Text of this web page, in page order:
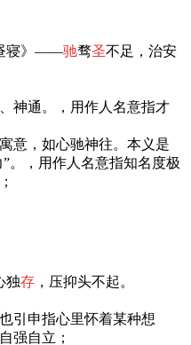
寝》——驰骛圣不足，治安
神通。，用作人名意指才
意，如心驰神往。本义是
。，用作人名意指知名度极
独存 ，压抑头不起。
引申指心里怀着某种想
强自立；